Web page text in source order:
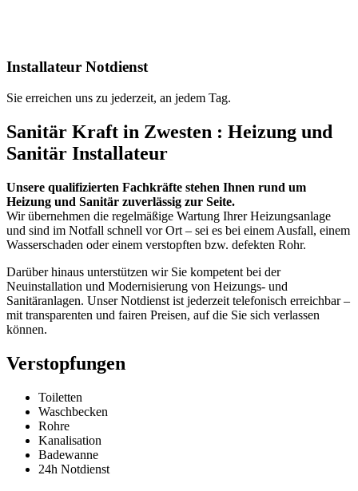
Installateur Notdienst
Sie erreichen uns zu jederzeit, an jedem Tag.
Sanitär Kraft in Zwesten : Heizung und
Sanitär Installateur
Unsere qualifizierten Fachkräfte stehen Ihnen rund um
Heizung und Sanitär zuverlässig zur Seite.
Wir übernehmen die regelmäßige Wartung Ihrer Heizungsanlage
und sind im Notfall schnell vor Ort – sei es bei einem Ausfall, einem
Wasserschaden oder einem verstopften bzw. defekten Rohr.
Darüber hinaus unterstützen wir Sie kompetent bei der
Neuinstallation und Modernisierung von Heizungs- und
Sanitäranlagen. Unser Notdienst ist jederzeit telefonisch erreichbar –
mit transparenten und fairen Preisen, auf die Sie sich verlassen
können.
Verstopfungen
Toiletten
Waschbecken
Rohre
Kanalisation
Badewanne
24h Notdienst